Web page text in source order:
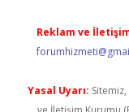
Reklam ve
Yasal Uyarı: